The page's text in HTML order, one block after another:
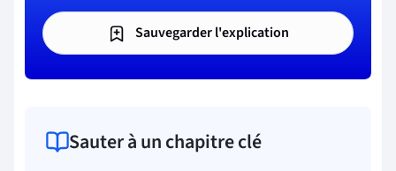
Sauvegarder l'explication
Sauter à un chapitre clé